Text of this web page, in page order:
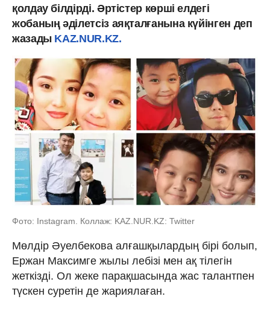
қолдау білдірді. Әртістер көрші елдегі
жобаның әділетсіз аяқталғанына күйінген деп
жазады KAZ.NUR.KZ.
Фото: Instagram. Коллаж: KAZ.NUR.KZ: Twitter
Мөлдір Әуелбекова алғашқылардың бірі болып,
Ержан Максимге жылы лебізі мен ақ тілегін
жеткізді. Ол жеке парақшасында жас талантпен
түскен суретін де жариялаған.